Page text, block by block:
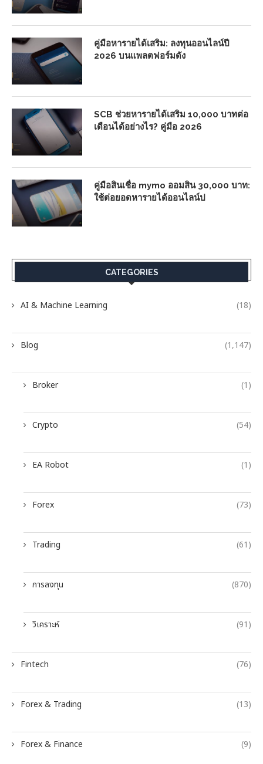
คู่มือหารายได้เสริม: ลงทุนออนไลน์ปี
2026 บนแพลตฟอร์มดัง
SCB ช่วยหารายได้เสริม 10,000 บาทต่อ
เดือนได้อย่างไร? คู่มือ 2026
คู่มือสินเชื่อ mymo ออมสิน 30,000 บาท:
ใช้ต่อยอดหารายได้ออนไลน์ป
CATEGORIES
AI & Machine Learning (18)
Blog (1,147)
Broker (1)
Crypto (54)
EA Robot (1)
Forex (73)
Trading (61)
การลงทุน (870)
วิเคราะห์ (91)
Fintech (76)
Forex & Trading (13)
Forex & Finance (9)